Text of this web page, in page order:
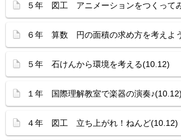
５年 図工 アニメーションをつくって
６年 算数 円の面積の求め方を考えよ
５年 石けんから環境を考える(10.12)
１年 国際理解教室で楽器の演奏♪(10.12)
４年 図工 立ち上がれ！ねんど(10.12)